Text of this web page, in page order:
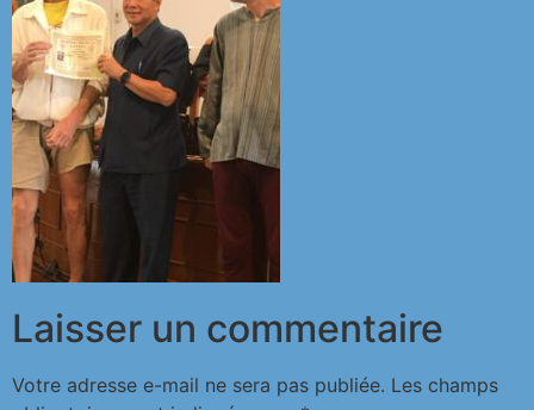
Laisser un commentaire
Votre adresse e-mail ne sera pas publiée. Les champs